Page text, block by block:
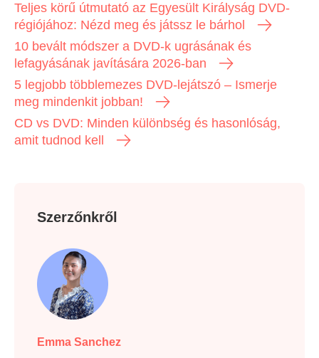
Teljes körű útmutató az Egyesült Királyság DVD-
régiójához: Nézd meg és játssz le bárhol
10 bevált módszer a DVD-k ugrásának és
lefagyásának javítására 2026-ban
5 legjobb többlemezes DVD-lejátszó – Ismerje
meg mindenkit jobban!
CD vs DVD: Minden különbség és hasonlóság,
amit tudnod kell
Szerzőnkről
Emma Sanchez